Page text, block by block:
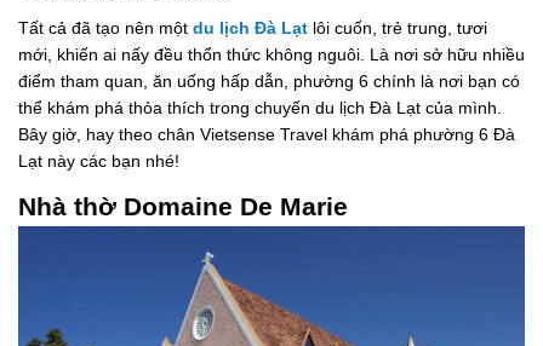
Tất cả đã tạo nên một du lịch Đà Lạt lôi cuốn, trẻ trung, tươi
mới, khiến ai nấy đều thổn thức không nguôi. Là nơi sở hữu nhiều
điểm tham quan, ăn uống hấp dẫn, phường 6 chính là nơi bạn có
thể khám phá thỏa thích trong chuyến du lịch Đà Lạt của mình.
Bây giờ, hay theo chân Vietsense Travel khám phá phường 6 Đà
Lạt này các bạn nhé!
Nhà thờ Domaine De Marie